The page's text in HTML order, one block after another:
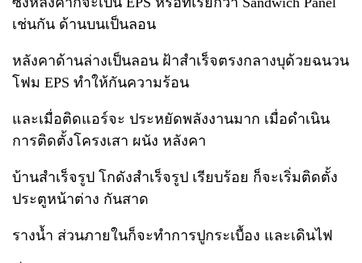
เช่นกัน ด้านบนเป็นลอน
หลังคาด้านล่างเป็นลอน ฝ้าสำเร็จตรงกลางบุด้วยฉนวน
โฟม EPS ทำให้กันความร้อน
และเมื่อติดแอร์จะ ประหยัดพลังงานมาก เมื่อดำเนิน
การติดตั้งโครงเสา ผนัง หลังคา
บ้านสำเร็จรูป โกดังสำเร็จรูป เรียบร้อย ก็จะเริ่มติดตั้ง
ประตูหน้าต่าง กันสาด
รางน้ำ ส่วนภายในก็จะทำการปูกระเบื้อง และเดินไฟ